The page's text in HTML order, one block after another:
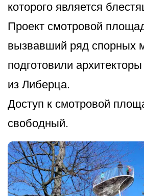
которого является
Проект смотровой
вызвавший ряд спорных
подготовили
из Либерца.
Доступ к смотровой
свободный.